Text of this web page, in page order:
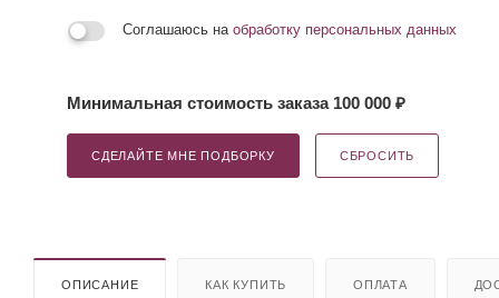
Соглашаюсь на обработку персональных данных
Минимальная стоимость заказа 100 000 ₽
СДЕЛАЙТЕ МНЕ ПОДБОРКУ СБРОСИТЬ
ОПИСАНИЕ КАК КУПИТЬ ОПЛАТА